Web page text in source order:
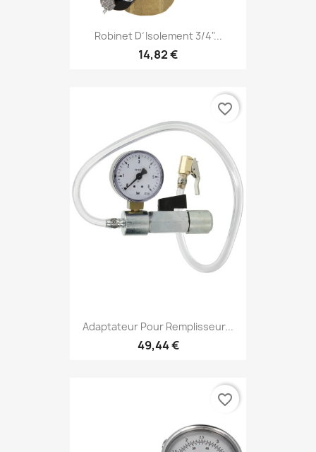
Robinet D´isolement 3/4"...
14,82 €
Adaptateur Pour Remplisseur...
49,44 €
favorite_border
favorite_border